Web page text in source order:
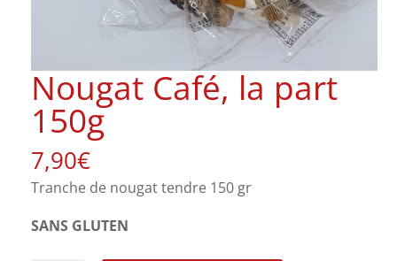
Nougat Café, la part
150g
7,90€
Tranche de nougat tendre 150 gr
SANS GLUTEN